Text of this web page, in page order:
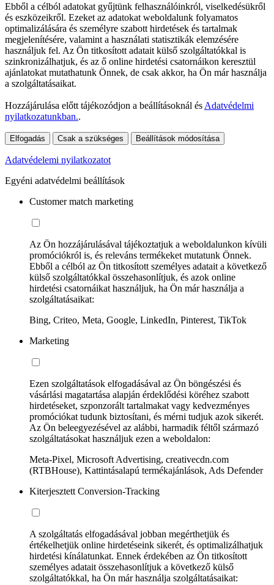
Ebből a célból adatokat gyűjtünk felhasználóinkról, viselkedésükről
és eszközeikről. Ezeket az adatokat weboldalunk folyamatos
optimalizálására és személyre szabott hirdetések és tartalmak
megjelenítésére, valamint a használati statisztikák elemzésére
használjuk fel. Az Ön titkosított adatait külső szolgáltatókkal is
szinkronizálhatjuk, és az ő online hirdetési csatornáikon keresztül
ajánlatokat mutathatunk Önnek, de csak akkor, ha Ön már használja
a szolgáltatásaikat.
Hozzájárulása előtt tájékozódjon a beállításoknál és Adatvédelmi
nyilatkozatunkban..
Elfogadás Csak a szükséges Beállítások módosítása
Adatvédelemi nyilatkozatot
Egyéni adatvédelmi beállítások
Customer match marketing
Az Ön hozzájárulásával tájékoztatjuk a weboldalunkon kívüli
promóciókról is, és releváns termékeket mutatunk Önnek.
Ebből a célból az Ön titkosított személyes adatait a következő
külső szolgáltatókkal összehasonlítjuk, és azok online
hirdetési csatornáikat használjuk, ha Ön már használja a
szolgáltatásaikat:
Bing, Criteo, Meta, Google, LinkedIn, Pinterest, TikTok
Marketing
Ezen szolgáltatások elfogadásával az Ön böngészési és
vásárlási magatartása alapján érdeklődési köréhez szabott
hirdetéseket, szponzorált tartalmakat vagy kedvezményes
promóciókat tudunk biztosítani, és mérni tudjuk azok sikerét.
Az Ön beleegyezésével az alábbi, harmadik féltől származó
szolgáltatásokat használjuk ezen a weboldalon:
Meta-Pixel, Microsoft Advertising, creativecdn.com
(RTBHouse), Kattintásalapú termékajánlások, Ads Defender
Kiterjesztett Conversion-Tracking
A szolgáltatás elfogadásával jobban megérthetjük és
értékelhetjük online hirdetéseink sikerét, és optimalizálhatjuk
hirdetési kínálatunkat. Ennek érdekében az Ön titkosított
személyes adatait összehasonlítjuk a következő külső
szolgáltatókkal, ha Ön már használja szolgáltatásaikat: